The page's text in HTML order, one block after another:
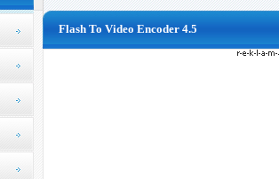
Flash To Video Encoder 4.5